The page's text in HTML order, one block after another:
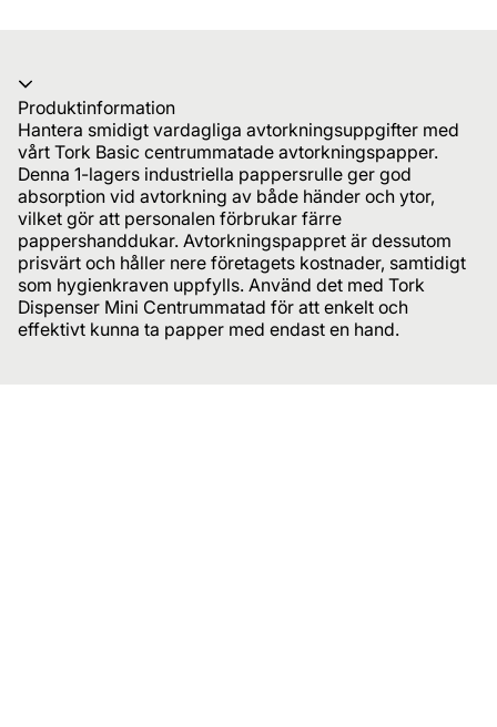
Produktinformation
Hantera smidigt vardagliga avtorkningsuppgifter med
vårt Tork Basic centrummatade avtorkningspapper.
Denna 1-lagers industriella pappersrulle ger god
absorption vid avtorkning av både händer och ytor,
vilket gör att personalen förbrukar färre
pappershanddukar. Avtorkningspappret är dessutom
prisvärt och håller nere företagets kostnader, samtidigt
som hygienkraven uppfylls. Använd det med Tork
Dispenser Mini Centrummatad för att enkelt och
effektivt kunna ta papper med endast en hand.